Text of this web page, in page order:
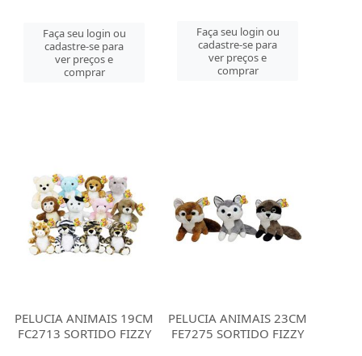
Faça seu login ou
cadastre-se para
ver preços e
comprar
Faça seu login ou
cadastre-se para
ver preços e
comprar
PELUCIA ANIMAIS 19CM
FC2713 SORTIDO FIZZY
PELUCIA ANIMAIS 23CM
FE7275 SORTIDO FIZZY